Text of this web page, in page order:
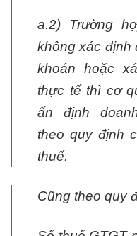
a.2) Trường
không xác định
khoán hoặc
thực tế thì cơ
ấn định
theo quy định
thuế.
Cũng theo quy